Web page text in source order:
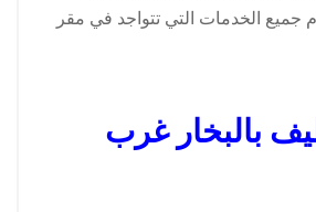
جميع الخدمات التي تتواجد في مقر
بالبخار غرب